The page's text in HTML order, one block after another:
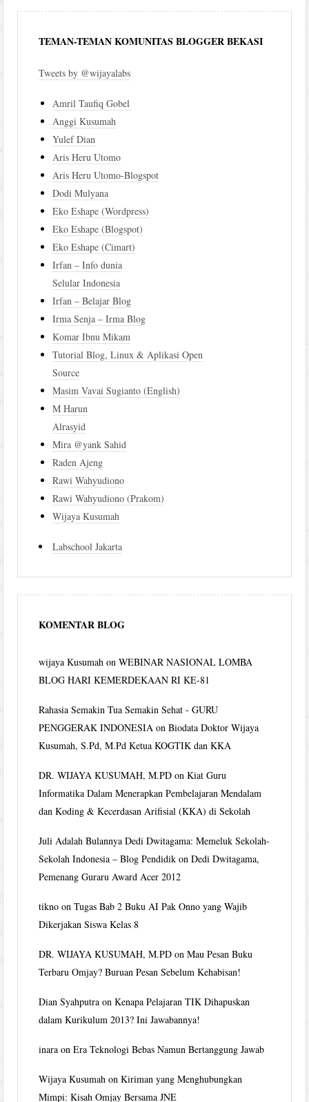
TEMAN-TEMAN KOMUNITAS BLOGGER BEKASI
Tweets by @wijayalabs
Amril Taufiq Gobel
Anggi Kusumah
Yulef Dian
Aris Heru Utomo
Aris Heru Utomo-Blogspot
Dodi Mulyana
Eko Eshape (Wordpress)
Eko Eshape (Blogspot)
Eko Eshape (Cimart)
Irfan – Info dunia
Selular Indonesia
Irfan – Belajar Blog
Irma Senja – Irma Blog
Komar Ibnu Mikam
Tutorial Blog, Linux & Aplikasi Open
Source
Masim Vavai Sugianto (English)
M Harun
Alrasyid
Mira @yank Sahid
Raden Ajeng
Rawi Wahyudiono
Rawi Wahyudiono (Prakom)
Wijaya Kusumah
Labschool Jakarta
KOMENTAR BLOG
wijaya Kusumah onWEBINAR NASIONAL LOMBA
BLOG HARI KEMERDEKAAN RI KE-81
Rahasia Semakin Tua Semakin Sehat - GURU
PENGGERAK INDONESIA onBiodata Doktor Wijaya
Kusumah, S.Pd, M.Pd Ketua KOGTIK dan KKA
DR. WIJAYA KUSUMAH, M.PD onKiat Guru
Informatika Dalam Menerapkan Pembelajaran Mendalam
dan Koding & Kecerdasan Arifisial (KKA) di Sekolah
Juli Adalah Bulannya Dedi Dwitagama: Memeluk Sekolah-
Sekolah Indonesia – Blog Pendidik onDedi Dwitagama,
Pemenang Guraru Award Acer 2012
tikno onTugas Bab 2 Buku AI Pak Onno yang Wajib
Dikerjakan Siswa Kelas 8
DR. WIJAYA KUSUMAH, M.PD onMau Pesan Buku
Terbaru Omjay? Buruan Pesan Sebelum Kehabisan!
Dian Syahputra onKenapa Pelajaran TIK Dihapuskan
dalam Kurikulum 2013? Ini Jawabannya!
inara onEra Teknologi Bebas Namun Bertanggung Jawab
Wijaya Kusumah onKiriman yang Menghubungkan
Mimpi: Kisah Omjay Bersama JNE